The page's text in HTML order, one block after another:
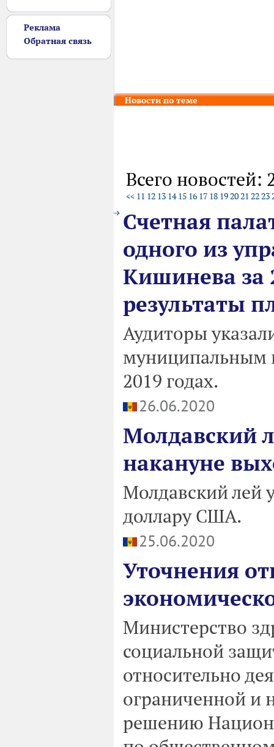
Реклама
Обратная связь
Новости по теме
Всего новостей:
<< 11 12 13 14 15 16 17 18 192021 2223
Счетная
одного из
Кишинева за
результаты
Аудиторы
муниципальным
2019 годах.
26.06.2020
Молдавский
накануне
Молдавский лей
доллару США.
25.06.2020
Уточнения
Министерство
социальной
относительно
ограниченной и
решению